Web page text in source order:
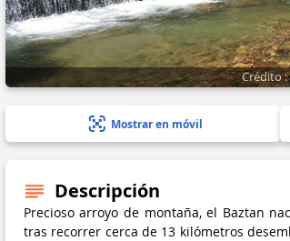
Crédito :
Mostrar en móvil
Descripción
Precioso arroyo de montaña, el Baztan
tras recorrer cerca de 13 kilómetros